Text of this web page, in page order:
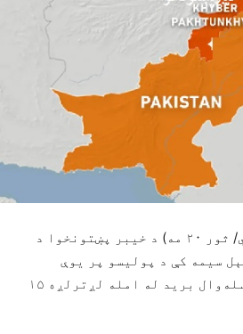
تاند (یکشنبه، د غويي/ ثور ۲۰ مه) د خیبر پښتونخوا د
سیمه کې د پولیسو پر یوې
پوستې د موټربم او وسله‌وال برید له امله لږترلږه ۱۵